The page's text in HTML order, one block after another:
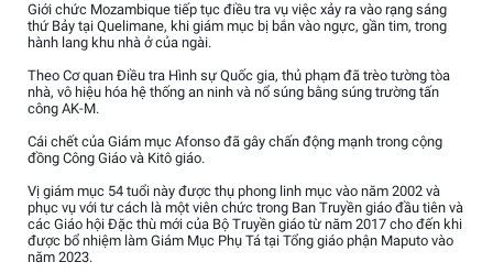
Giới chức Mozambique tiếp tục điều tra vụ việc xảy ra vào rạng sáng
thứ Bảy tại Quelimane, khi giám mục bị bắn vào ngực, gần tim, trong
hành lang khu nhà ở của ngài.
Theo Cơ quan Điều tra Hình sự Quốc gia, thủ phạm đã trèo tường tòa
nhà, vô hiệu hóa hệ thống an ninh và nổ súng bằng súng trường tấn
công AK-M.
Cái chết của Giám mục Afonso đã gây chấn động mạnh trong cộng
đồng Công Giáo và Kitô giáo.
Vị giám mục 54 tuổi này được thụ phong linh mục vào năm 2002 và
phục vụ với tư cách là một viên chức trong Ban Truyền giáo đầu tiên và
các Giáo hội Đặc thù mới của Bộ Truyền giáo từ năm 2017 cho đến khi
được bổ nhiệm làm Giám Mục Phụ Tá tại Tổng giáo phận Maputo vào
năm 2023.